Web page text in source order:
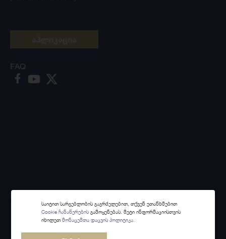
Made with
FAQ
საიტით სარგებლობის გაგრძელებით, თქვენ ეთანხმებით
Cookie ჩანაწერების გამოყენებას. მეტი ინფორმაციისთვის
იხილეთმონაცემთა დაცვის პოლიტიკა.